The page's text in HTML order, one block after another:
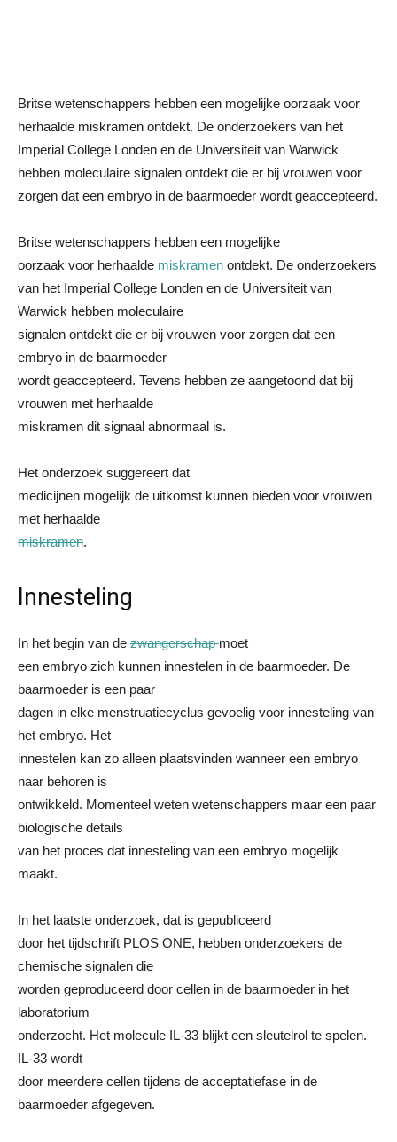
Britse wetenschappers hebben een mogelijke oorzaak voor
herhaalde miskramen ontdekt. De onderzoekers van het
Imperial College Londen en de Universiteit van Warwick
hebben moleculaire signalen ontdekt die er bij vrouwen voor
zorgen dat een embryo in de baarmoeder wordt geaccepteerd.
Britse wetenschappers hebben een mogelijke
oorzaak voor herhaalde miskramen ontdekt. De onderzoekers
van het Imperial College Londen en de Universiteit van
Warwick hebben moleculaire
signalen ontdekt die er bij vrouwen voor zorgen dat een
embryo in de baarmoeder
wordt geaccepteerd. Tevens hebben ze aangetoond dat bij
vrouwen met herhaalde
miskramen dit signaal abnormaal is.
Het onderzoek suggereert dat
medicijnen mogelijk de uitkomst kunnen bieden voor vrouwen
met herhaalde
miskramen.
Innesteling
In het begin van de zwangerschapmoet
een embryo zich kunnen innestelen in de baarmoeder. De
baarmoeder is een paar
dagen in elke menstruatiecyclus gevoelig voor innesteling van
het embryo. Het
innestelen kan zo alleen plaatsvinden wanneer een embryo
naar behoren is
ontwikkeld. Momenteel weten wetenschappers maar een paar
biologische details
van het proces dat innesteling van een embryo mogelijk
maakt.
In het laatste onderzoek, dat is gepubliceerd
door het tijdschrift PLOS ONE, hebben onderzoekers de
chemische signalen die
worden geproduceerd door cellen in de baarmoeder in het
laboratorium
onderzocht. Het molecule IL-33 blijkt een sleutelrol te spelen.
IL-33 wordt
door meerdere cellen tijdens de acceptatiefase in de
baarmoeder afgegeven.